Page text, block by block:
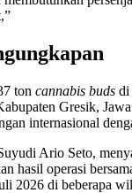
ton cannabis buds di
Gresik,
internasional
Ario Seto,
hasil operasi
2026 di beberapa